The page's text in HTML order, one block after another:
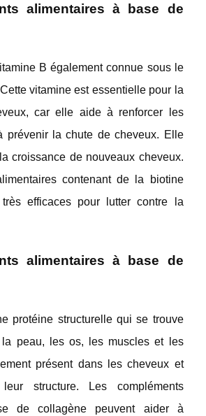
alimentaires à base de
B également connue sous le
vitamine est essentielle pour la
car elle aide à renforcer les
prévenir la chute de cheveux. Elle
croissance de nouveaux cheveux.
contenant de la biotine
efficaces pour lutter contre la
alimentaires à base de
protéine structurelle qui se trouve
la peau, les os, les muscles et les
présent dans les cheveux et
structure. Les compléments
de collagène peuvent aider à